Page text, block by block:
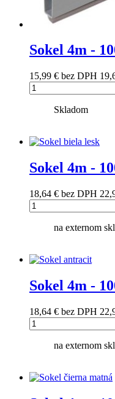
Sokel 4m -
15,99 € bez DPH
Skladom
Sokel 4m -
18,64 € bez DPH
na externom
Sokel 4m -
18,64 € bez DPH
na externom